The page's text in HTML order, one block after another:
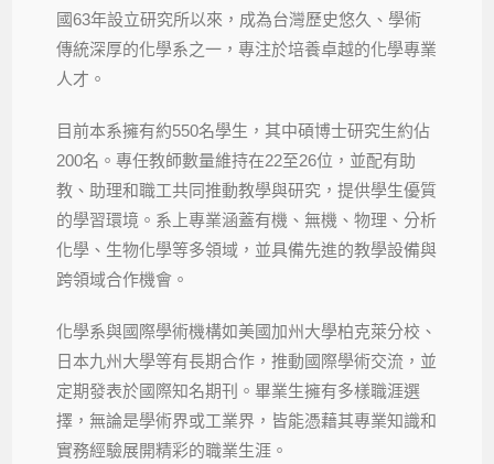
國63年設立研究所以來，成為台灣歷史悠久、學術
傳統深厚的化學系之一，專注於培養卓越的化學專業
人才。
目前本系擁有約550名學生，其中碩博士研究生約佔
200名。專任教師數量維持在22至26位，並配有助
教、助理和職工共同推動教學與研究，提供學生優質
的學習環境。系上專業涵蓋有機、無機、物理、分析
化學、生物化學等多領域，並具備先進的教學設備與
跨領域合作機會。
化學系與國際學術機構如美國加州大學柏克萊分校、
日本九州大學等有長期合作，推動國際學術交流，並
定期發表於國際知名期刊。畢業生擁有多樣職涯選
擇，無論是學術界或工業界，皆能憑藉其專業知識和
實務經驗展開精彩的職業生涯。